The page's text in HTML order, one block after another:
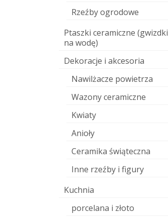
Rzeźby ogrodowe
Ptaszki ceramiczne (gwizdki
na wodę)
Dekoracje i akcesoria
Nawilżacze powietrza
Wazony ceramiczne
Kwiaty
Anioły
Ceramika świąteczna
Inne rzeźby i figury
Kuchnia
porcelana i złoto